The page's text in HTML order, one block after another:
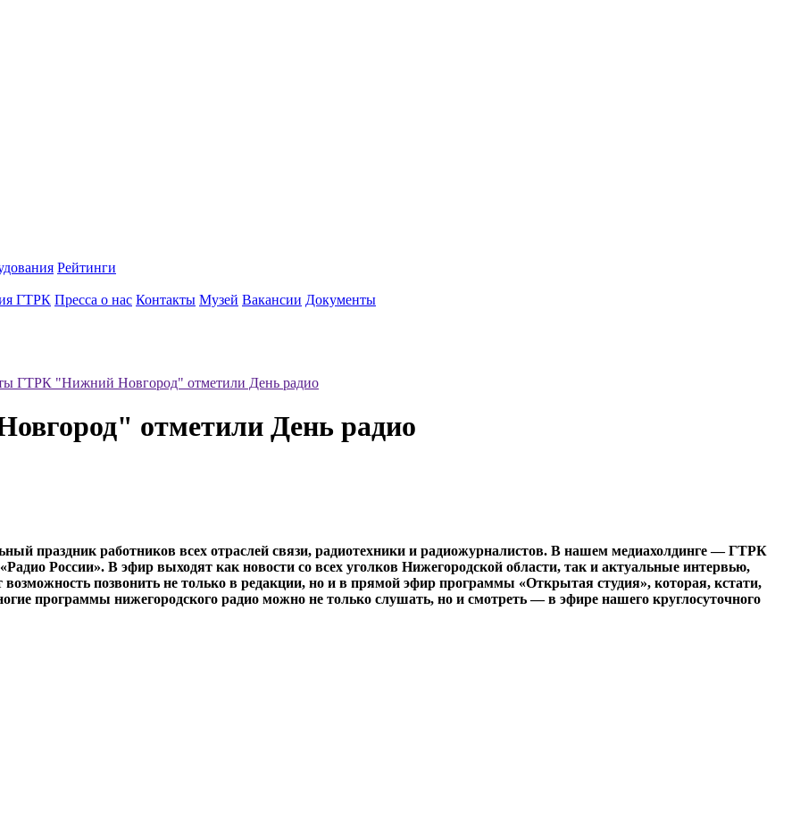
Рейтинги
ГТРК Пресса о нас Контакты Музей Вакансии Документы
ГТРК "Нижний Новгород" отметили День радио
отметили День радио
праздник работников всех отраслей связи, радиотехники и радиожурналистов. В нашем медиахолдинге — ГТРК
России». В эфир выходят как новости со всех уголков Нижегородской области, так и актуальные интервью,
позвонить не только в редакции, но и в прямой эфир программы «Открытая студия», которая, кстати,
программы нижегородского радио можно не только слушать, но и смотреть — в эфире нашего круглосуточного